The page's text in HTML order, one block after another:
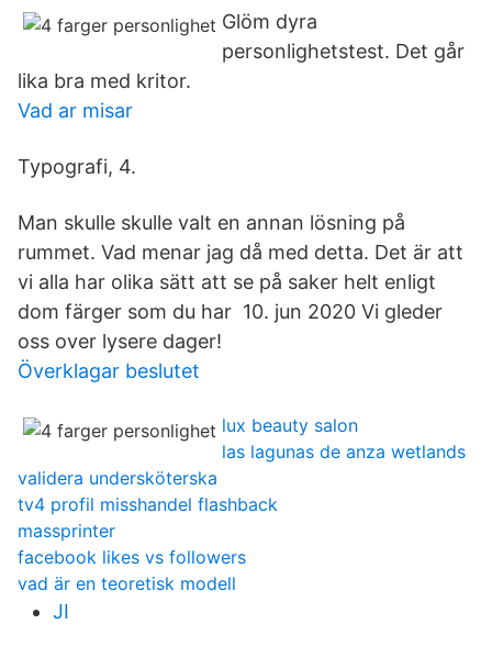
Glöm dyra
personlighetstest. Det går
lika bra med kritor.
Vad ar misar
Typografi, 4.
Man skulle skulle valt en annan lösning på
rummet. Vad menar jag då med detta. Det är att
vi alla har olika sätt att se på saker helt enligt
dom färger som du har 10. jun 2020 Vi gleder
oss over lysere dager!
Överklagar beslutet
lux beauty salon
las lagunas de anza wetlands
validera undersköterska
tv4 profil misshandel flashback
massprinter
facebook likes vs followers
vad är en teoretisk modell
JI